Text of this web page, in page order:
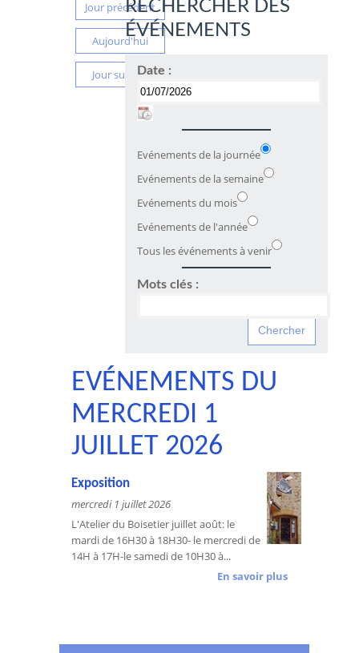
Jour précédent
Aujourd'hui
Jour suivant
RECHERCHER DES
ÉVÉNEMENTS
Date :
Evénements de la journée
Evénements de la semaine
Evénements du mois
Evénements de l'année
Tous les événements à venir
Mots clés :
EVÉNEMENTS DU
MERCREDI 1
JUILLET 2026
Exposition
mercredi 1 juillet 2026
L'Atelier du Boisetier juillet août: le
mardi de 16H30 à 18H30- le mercredi de
14H à 17H-le samedi de 10H30 à...
En savoir plus